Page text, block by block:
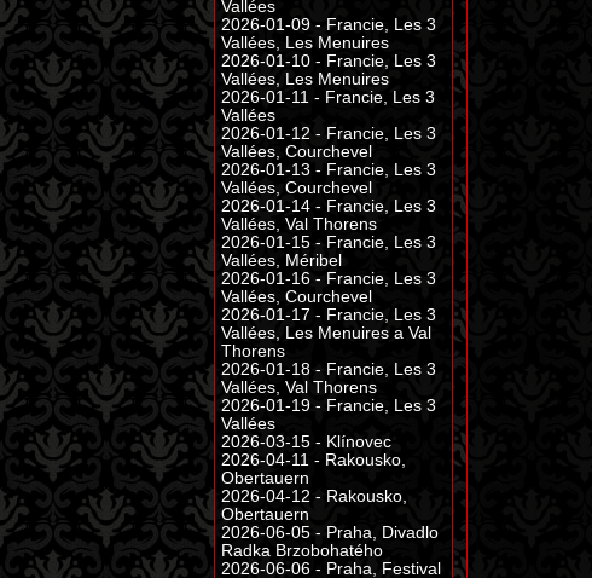
Vallées
2026-01-09 - Francie, Les 3
Vallées, Les Menuires
2026-01-10 - Francie, Les 3
Vallées, Les Menuires
2026-01-11 - Francie, Les 3
Vallées
2026-01-12 - Francie, Les 3
Vallées, Courchevel
2026-01-13 - Francie, Les 3
Vallées, Courchevel
2026-01-14 - Francie, Les 3
Vallées, Val Thorens
2026-01-15 - Francie, Les 3
Vallées, Méribel
2026-01-16 - Francie, Les 3
Vallées, Courchevel
2026-01-17 - Francie, Les 3
Vallées, Les Menuires a Val
Thorens
2026-01-18 - Francie, Les 3
Vallées, Val Thorens
2026-01-19 - Francie, Les 3
Vallées
2026-03-15 - Klínovec
2026-04-11 - Rakousko,
Obertauern
2026-04-12 - Rakousko,
Obertauern
2026-06-05 - Praha, Divadlo
Radka Brzobohatého
2026-06-06 - Praha, Festival